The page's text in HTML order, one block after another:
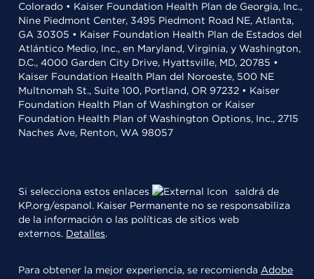
Colorado • Kaiser Foundation Health Plan de Georgia, Inc.,
Nine Piedmont Center, 3495 Piedmont Road NE, Atlanta,
GA 30305 • Kaiser Foundation Health Plan de Estados del
Atlántico Medio, Inc., en Maryland, Virginia, y Washington,
D.C., 4000 Garden City Drive, Hyattsville, MD, 20785 •
Kaiser Foundation Health Plan del Noroeste, 500 NE
Multnomah St., Suite 100, Portland, OR 97232 • Kaiser
Foundation Health Plan of Washington or Kaiser
Foundation Health Plan of Washington Options, Inc., 2715
Naches Ave, Renton, WA 98057
Si selecciona estos enlaces
saldrá de
KP.org/espanol. Kaiser Permanente no se responsabiliza
de la información o las políticas de sitios web
externos. Detalles.
Para obtener la mejor experiencia, se recomienda Adobe